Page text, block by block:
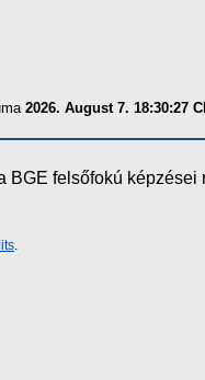
2026. August 7. 18:30:27
BGE felsőfokú képzései